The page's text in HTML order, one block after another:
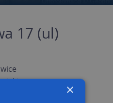
17 (ul)
×